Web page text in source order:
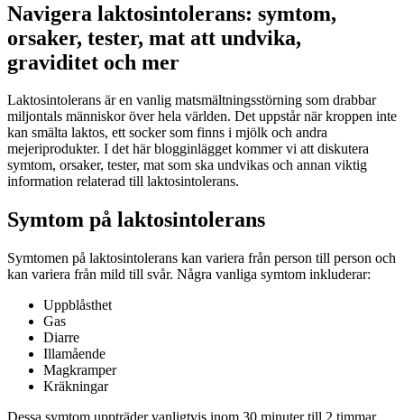
Navigera laktosintolerans: symtom,
orsaker, tester, mat att undvika,
graviditet och mer
Laktosintolerans är en vanlig matsmältningsstörning som drabbar
miljontals människor över hela världen. Det uppstår när kroppen inte
kan smälta laktos, ett socker som finns i mjölk och andra
mejeriprodukter. I det här blogginlägget kommer vi att diskutera
symtom, orsaker, tester, mat som ska undvikas och annan viktig
information relaterad till laktosintolerans.
Symtom på laktosintolerans
Symtomen på laktosintolerans kan variera från person till person och
kan variera från mild till svår. Några vanliga symtom inkluderar:
Uppblåsthet
Gas
Diarre
Illamående
Magkramper
Kräkningar